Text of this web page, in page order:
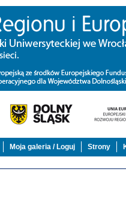
Moja galeria / Loguj Strony